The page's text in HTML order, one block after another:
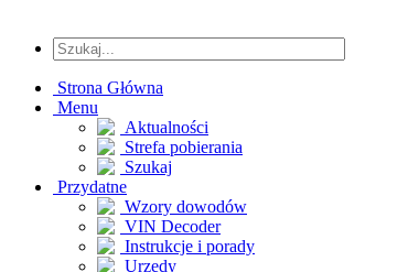
Strona Główna
Menu
Aktualności
Strefa pobierania
Szukaj
Przydatne
Wzory dowodów
VIN Decoder
Instrukcje i porady
Urzędy